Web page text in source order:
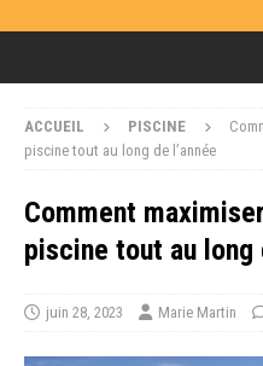
ACCUEIL PISCINE
piscine tout au long de l’année
Comment
piscine tout au long
juin 28, 2023 Marie Martin